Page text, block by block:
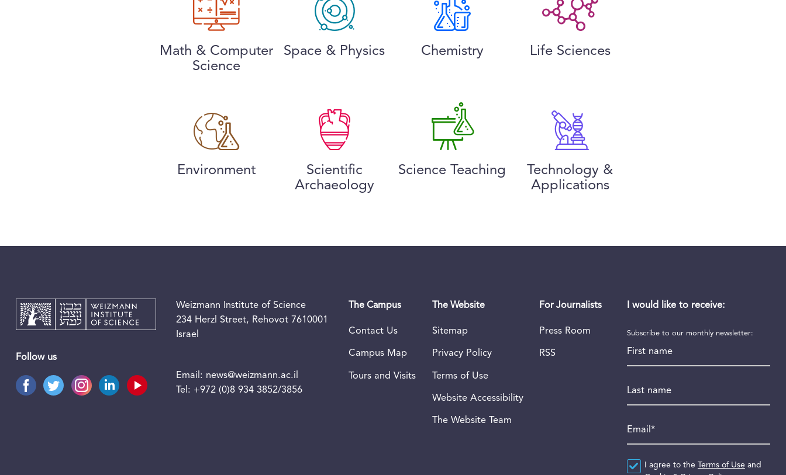
Math & Computer
Science
Space & Physics Chemistry Life Sciences
Environment
Scientific
Archaeology
Science Teaching
Technology &
Applications
Follow us
Weizmann Institute of Science
234 Herzl Street, Rehovot 7610001
Israel
Email: news@weizmann.ac.il
Tel: +972 (0)8 934 3852/3856
The Campus
Contact Us
Campus Map
Tours and Visits
The Website
Sitemap
Privacy Policy
Terms of Use
Website Accessibility
The Website Team
For Journalists
Press Room
RSS
I would like to receive:
Subscribe to our monthly newsletter:
Agreement*
I agree to the Terms of Use and